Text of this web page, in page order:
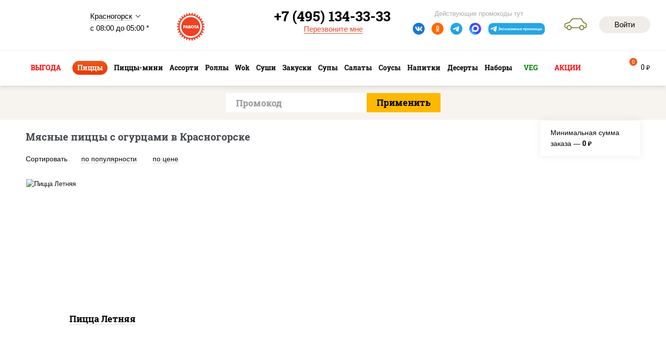
Красногорск
с 08:00 до 05:00 *
Войти
Действующие промокоды тут
+7 (495) 134-33-33
Перезвоните мне
ВЫГОДА Пиццы Пиццы-мини Ассорти Роллы Wok Суши Закуски Супы Салаты Соусы Напитки Десерты Наборы VEG АКЦИИ 0 руб
0
Мясные пиццы с огурцами в Красногорске
Сортировать по популярности по цене
Минимальная сумма
заказа — 0 руб.
Пицца Летняя